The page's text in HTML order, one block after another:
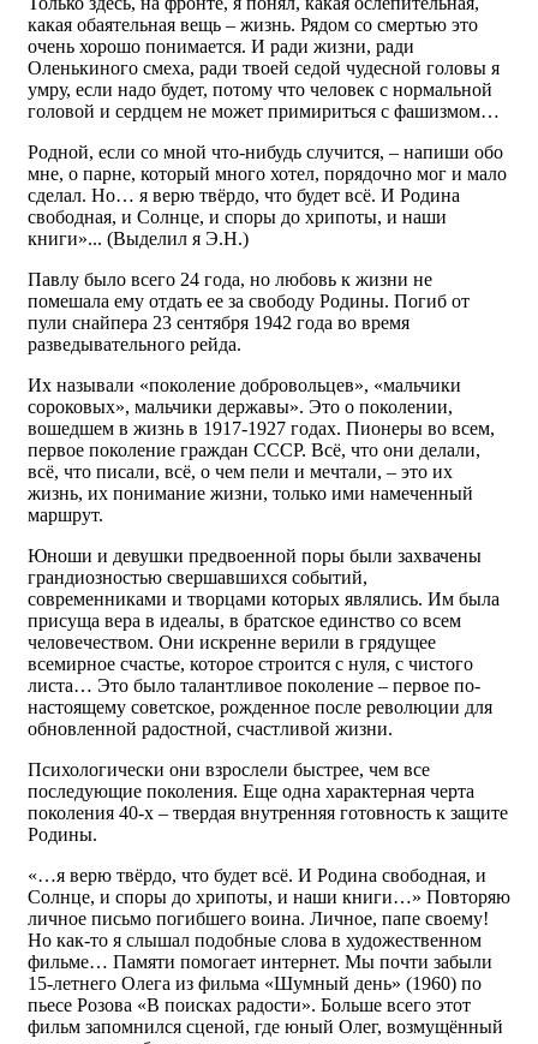
какая обаятельная вещь – жизнь. Рядом со смертью это
очень хорошо понимается. И ради жизни, ради
Оленькиного смеха, ради твоей седой чудесной головы я
умру, если надо будет, потому что человек с нормальной
головой и сердцем не может примириться с фашизмом…
Родной, если со мной что-нибудь случится, – напиши обо
мне, о парне, который много хотел, порядочно мог и мало
сделал. Но… я верю твёрдо, что будет всё. И Родина
свободная, и Солнце, и споры до хрипоты, и наши
книги»... (Выделил я Э.Н.)
Павлу было всего 24 года, но любовь к жизни не
помешала ему отдать ее за свободу Родины. Погиб от
пули снайпера 23 сентября 1942 года во время
разведывательного рейда.
Их называли «поколение добровольцев», «мальчики
сороковых», мальчики державы». Это о поколении,
вошедшем в жизнь в 1917-1927 годах. Пионеры во всем,
первое поколение граждан СССР. Всё, что они делали,
всё, что писали, всё, о чем пели и мечтали, – это их
жизнь, их понимание жизни, только ими намеченный
маршрут.
Юноши и девушки предвоенной поры были захвачены
грандиозностью свершавшихся событий,
современниками и творцами которых являлись. Им была
присуща вера в идеалы, в братское единство со всем
человечеством. Они искренне верили в грядущее
всемирное счастье, которое строится с нуля, с чистого
листа… Это было талантливое поколение – первое по-
настоящему советское, рожденное после революции для
обновленной радостной, счастливой жизни.
Психологически они взрослели быстрее, чем все
последующие поколения. Еще одна характерная черта
поколения 40-х – твердая внутренняя готовность к защите
Родины.
«…я верю твёрдо, что будет всё. И Родина свободная, и
Солнце, и споры до хрипоты, и наши книги…» Повторяю
личное письмо погибшего воина. Личное, папе своему!
Но как-то я слышал подобные слова в художественном
фильме… Памяти помогает интернет. Мы почти забыли
15-летнего Олега из фильма «Шумный день» (1960) по
пьесе Розова «В поисках радости». Больше всего этот
фильм запомнился сценой, где юный Олег, возмущённый